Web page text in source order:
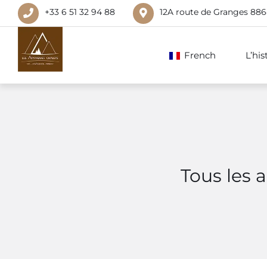
+33 6 51 32 94 88 12A route de Granges
French
Tous les